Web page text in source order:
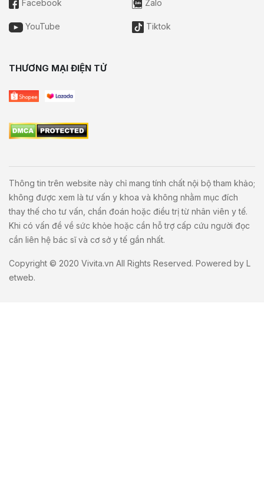
Facebook Zalo
YouTube Tiktok
THƯƠNG MẠI ĐIỆN TỬ
Thông tin trên website này chỉ mang tính chất nội bộ tham khảo;
không được xem là tư vấn y khoa và không nhằm mục đích
thay thế cho tư vấn, chẩn đoán hoặc điều trị từ nhân viên y tế.
Khi có vấn đề về sức khỏe hoặc cần hỗ trợ cấp cứu người đọc
cần liên hệ bác sĩ và cơ sở y tế gần nhất.
Copyright © 2020 Vivita.vn All Rights Reserved. Powered by L
etweb.